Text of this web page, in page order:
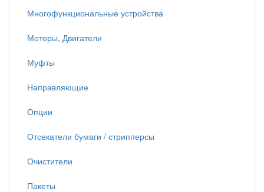
Многофункциональные устройства
Моторы, Двигатели
Муфты
Направляющие
Опции
Отсекатели бумаги / стрипперсы
Очистители
Пакеты